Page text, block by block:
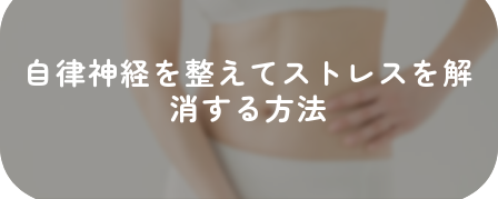
自律神経を整えてストレスを解
消する方法